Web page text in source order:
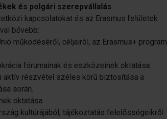
és polgári szerepvállalás
kapcsolatokat és az Erasmus felületek
bővebb:
működéséről, céljairól, az Erasmus+ program
fórumainak és eszközeinek oktatása.
aktív részvétel széles körű biztosítása a
során.
oktatása.
kultúrájából, tájékoztatás felelősségeikről